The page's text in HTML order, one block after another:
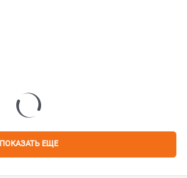
ПОКАЗАТЬ ЕЩЕ